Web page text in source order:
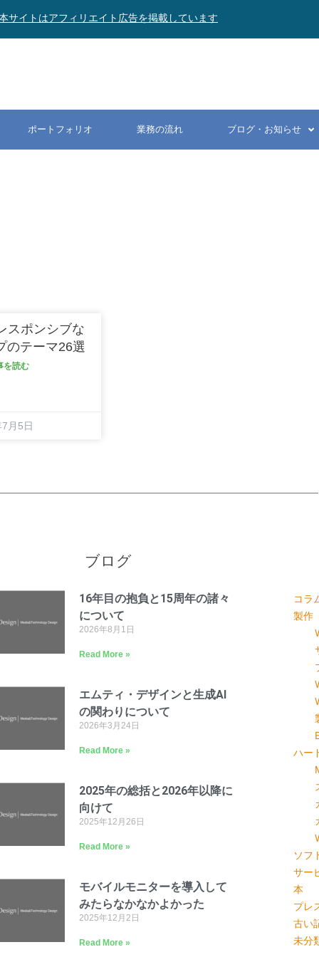
サイトはアフィリエイト広告を掲載しています
ポートフォリオ 業務の流れ ブログ・お知らせ
スポンシブな
のテーマ26選
を読む
月5日
ブログ
16年目の抱負と15周年の諸々
について
2026年8月1日
Read More »
エムティ・デザインと生成AI
の関わりについて
2026年3月24日
Read More »
2025年の総括と2026年以降に
向けて
2025年12月26日
Read More »
モバイルモニターを導入して
みたらなかなかよかった
2025年12月2日
Read More »
コラ
製作
ハー
ソフ
サー
本
プレ
古い
未分